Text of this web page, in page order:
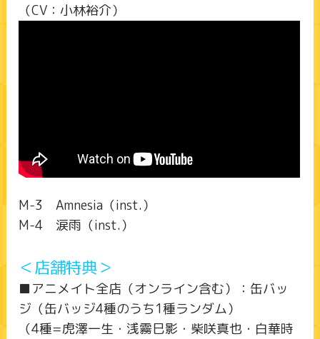
（CV：小林裕介）
M-3 Amnesia（inst.）
M-4 涙雨（inst.）
＜店舗特典＞
■アニメイト全店（オンライン含む）：缶バッ
ジ（缶バッジ4種のうち1種ランダム）
（4種=虎澤一生・浅霧巳影・柴咲真也・白華時